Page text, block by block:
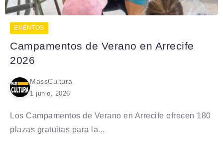
EVENTOS
Campamentos de Verano en Arrecife
2026
MassCultura
1 junio, 2026
Los Campamentos de Verano en Arrecife ofrecen 180
plazas gratuitas para la...